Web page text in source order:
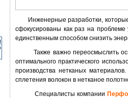
Инженерные разработки,
сфокусированы как раз на
единственным способом снизить
Также важно переосмыслить
оптимального практического
производства нетканых
сплетения волокон в нетканое
Специалисты компании